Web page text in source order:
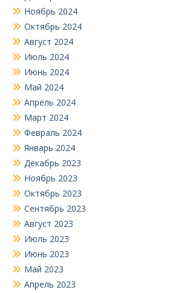
Ноябрь 2024
Октябрь 2024
Август 2024
Июль 2024
Июнь 2024
Май 2024
Апрель 2024
Март 2024
Февраль 2024
Январь 2024
Декабрь 2023
Ноябрь 2023
Октябрь 2023
Сентябрь 2023
Август 2023
Июль 2023
Июнь 2023
Май 2023
Апрель 2023